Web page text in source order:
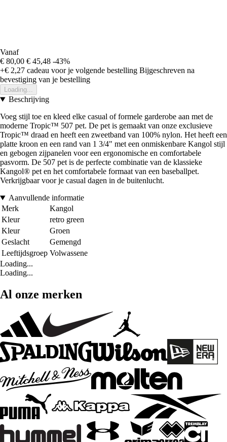
Vanaf
€ 80,00 € 45,48 -43%
+€ 2,27 cadeau voor je volgende bestelling Bijgeschreven na
bevestiging van je bestelling
Loading...
Beschrijving
Voeg stijl toe en kleed elke casual of formele garderobe aan met de
moderne Tropic™ 507 pet. De pet is gemaakt van onze exclusieve
Tropic™ draad en heeft een zweetband van 100% nylon. Het heeft een
platte kroon en een rand van 1 3/4" met een onmiskenbare Kangol stijl
en gebogen zijpanelen voor een ergonomische en comfortabele
pasvorm. De 507 pet is de perfecte combinatie van de klassieke
Kangol® pet en het comfortabele formaat van een baseballpet.
Verkrijgbaar voor je casual dagen in de buitenlucht.
Aanvullende informatie
Merk
Kangol
Kleur
retro green
Kleur
Groen
Geslacht
Gemengd
Leeftijdsgroep Volwassene
Loading...
Loading...
Al onze merken